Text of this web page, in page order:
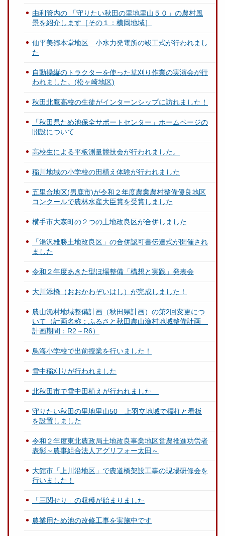
由利管内の 「守りたい秋田の里地里山５０」の農村風
景を紹介します［その１：横岡地域］
仙平美郷本堂地区 小水力発電所の竣工式が行われまし
た
自動操縦のトラクターを使った草刈り作業の実演会が行
われました。(松ヶ崎地区)
秋田北鷹高校の生徒がインターンシップに訪れました！
「秋田県ため池保全サポートセンター」ホームページの
開設について
高校生による平板測量競技会が行われました。
稲川地域の小学校の田植え体験が行われました
五里合地区(男鹿市)が令和２年度農業農村整備優良地区
コンクールで農林水産大臣賞を受賞しました
横手市大森町の２つの土地改良区が合併しました
「湯沢雄勝土地改良区」の合併認可書伝達式が開催され
ました
令和２年度あきた型ほ場整備「構想と実践」発表会
大川添橋（おおかわぞいはし）が完成しました！
農山漁村地域整備計画（秋田県計画）の第2回変更につ
いて（計画名称：ふるさと秋田農山漁村地域整備計画
計画期間：R2～R6）
鳥海小学校で出前授業を行いました！
雪中稲刈りが行われました
北秋田市で雪中田植えが行われました
守りたい秋田の里地里山50 上羽立地域で標柱と看板
を設置しました
令和２年度東北農政局土地改良事業地区営農推進功労者
表彰～農事組合法人アグリフォー太田～
大館市「上川沿地区」で農道橋架設工事の現場研修会を
行いました！
「三関せり」の収穫が始まりました
農業用ため池の改修工事を実施中です